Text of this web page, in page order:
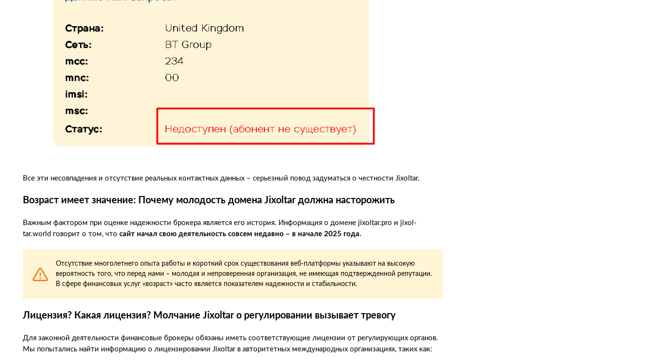
Все эти несовпадения и отсутствие реальных контактных данных – серьезный повод задуматься о честности Jixoltar.
Возраст имеет значение: Почему молодость домена Jixoltar должна насторожить
Важным фактором при оценке надежности брокера является его история. Информация о домене jixoltar.pro и jixol-
tar.world говорит о том, что сайт начал свою деятельность совсем недавно – в начале 2025 года.
Отсутствие многолетнего опыта работы и короткий срок существования веб-платформы указывают на высокую
вероятность того, что перед нами – молодая и непроверенная организация, не имеющая подтвержденной репутации.
В сфере финансовых услуг «возраст» часто является показателем надежности и стабильности.
Лицензия? Какая лицензия? Молчание Jixoltar о регулировании вызывает тревогу
Для законной деятельности финансовые брокеры обязаны иметь соответствующие лицензии от регулирующих органов.
Мы попытались найти информацию о лицензировании Jixoltar в авторитетных международных организациях, таких как: